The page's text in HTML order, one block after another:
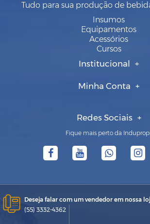
Tudo para sua produção de
Insumos
Equipamentos
Acessórios
Cursos
Institucional
Minha Conta
Redes Sociais
Fique mais perto da Indupropil
Deseja falar com um vendedor em nossa
(55) 3332-4362